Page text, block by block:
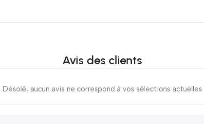
Avis des clients
Désolé, aucun avis ne correspond à vos sélections actuelles